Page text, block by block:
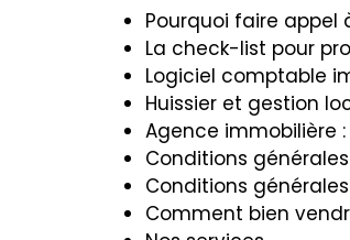
Pourquoi faire appel
La check-list pour
Logiciel comptable
Huissier et gestion
Agence immobilière
Conditions
Conditions générales
Comment bien